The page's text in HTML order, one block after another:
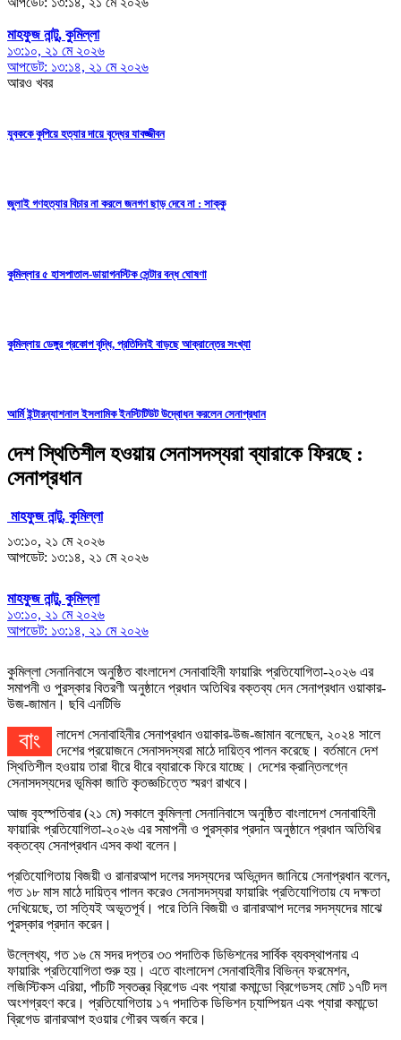
মাহফুজ নান্টু, কুমিল্লা
১৩:১০, ২১ মে ২০২৬
আপডেট: ১৩:১৪, ২১ মে ২০২৬
আরও খবর
যুবককে কুপিয়ে হত্যার দায়ে বৃদ্ধের যাবজ্জীবন
জুলাই গণহত্যার বিচার না করলে জনগণ ছাড় দেবে না : সাক্কু
কুমিল্লার ৫ হাসপাতাল-ডায়াগনস্টিক সেন্টার বন্ধ ঘোষণা
কুমিল্লায় ডেঙ্গুর প্রকোপ বৃদ্ধি, প্রতিদিনই বাড়ছে আক্রান্তের সংখ্যা
আর্মি ইন্টারন্যাশনাল ইসলামিক ইনস্টিটিউট উদ্বোধন করলেন সেনাপ্রধান
দেশ স্থিতিশীল হওয়ায় সেনাসদস্যরা ব্যারাকে ফিরছে :
সেনাপ্রধান
মাহফুজ নান্টু, কুমিল্লা
১৩:১০, ২১ মে ২০২৬
আপডেট: ১৩:১৪, ২১ মে ২০২৬
মাহফুজ নান্টু, কুমিল্লা
১৩:১০, ২১ মে ২০২৬
আপডেট: ১৩:১৪, ২১ মে ২০২৬
কুমিল্লা সেনানিবাসে অনুষ্ঠিত বাংলাদেশ সেনাবাহিনী ফায়ারিং প্রতিযোগিতা-২০২৬ এর
সমাপনী ও পুরস্কার বিতরণী অনুষ্ঠানে প্রধান অতিথির বক্তব্য দেন সেনাপ্রধান ওয়াকার-
উজ-জামান। ছবি এনটিভি
বাংলাদেশ সেনাবাহিনীর সেনাপ্রধান ওয়াকার-উজ-জামান বলেছেন, ২০২৪ সালে
দেশের প্রয়োজনে সেনাসদস্যরা মাঠে দায়িত্ব পালন করেছে। বর্তমানে দেশ
স্থিতিশীল হওয়ায় তারা ধীরে ধীরে ব্যারাকে ফিরে যাচ্ছে। দেশের ক্রান্তিলগ্নে
সেনাসদস্যদের ভূমিকা জাতি কৃতজ্ঞচিত্তে স্মরণ রাখবে।
আজ বৃহস্পতিবার (২১ মে) সকালে কুমিল্লা সেনানিবাসে অনুষ্ঠিত বাংলাদেশ সেনাবাহিনী
ফায়ারিং প্রতিযোগিতা-২০২৬ এর সমাপনী ও পুরস্কার প্রদান অনুষ্ঠানে প্রধান অতিথির
বক্তব্যে সেনাপ্রধান এসব কথা বলেন।
প্রতিযোগিতায় বিজয়ী ও রানারআপ দলের সদস্যদের অভিনন্দন জানিয়ে সেনাপ্রধান বলেন,
গত ১৮ মাস মাঠে দায়িত্ব পালন করেও সেনাসদস্যরা ফায়ারিং প্রতিযোগিতায় যে দক্ষতা
দেখিয়েছে, তা সত্যিই অভূতপূর্ব। পরে তিনি বিজয়ী ও রানারআপ দলের সদস্যদের মাঝে
পুরস্কার প্রদান করেন।
উল্লেখ্য, গত ১৬ মে সদর দপ্তর ৩৩ পদাতিক ডিভিশনের সার্বিক ব্যবস্থাপনায় এ
ফায়ারিং প্রতিযোগিতা শুরু হয়। এতে বাংলাদেশ সেনাবাহিনীর বিভিন্ন ফরমেশন,
লজিস্টিকস এরিয়া, পাঁচটি স্বতন্ত্র ব্রিগেড এবং প্যারা কমান্ডো ব্রিগেডসহ মোট ১৭টি দল
অংশগ্রহণ করে। প্রতিযোগিতায় ১৭ পদাতিক ডিভিশন চ্যাম্পিয়ন এবং প্যারা কমান্ডো
ব্রিগেড রানারআপ হওয়ার গৌরব অর্জন করে।